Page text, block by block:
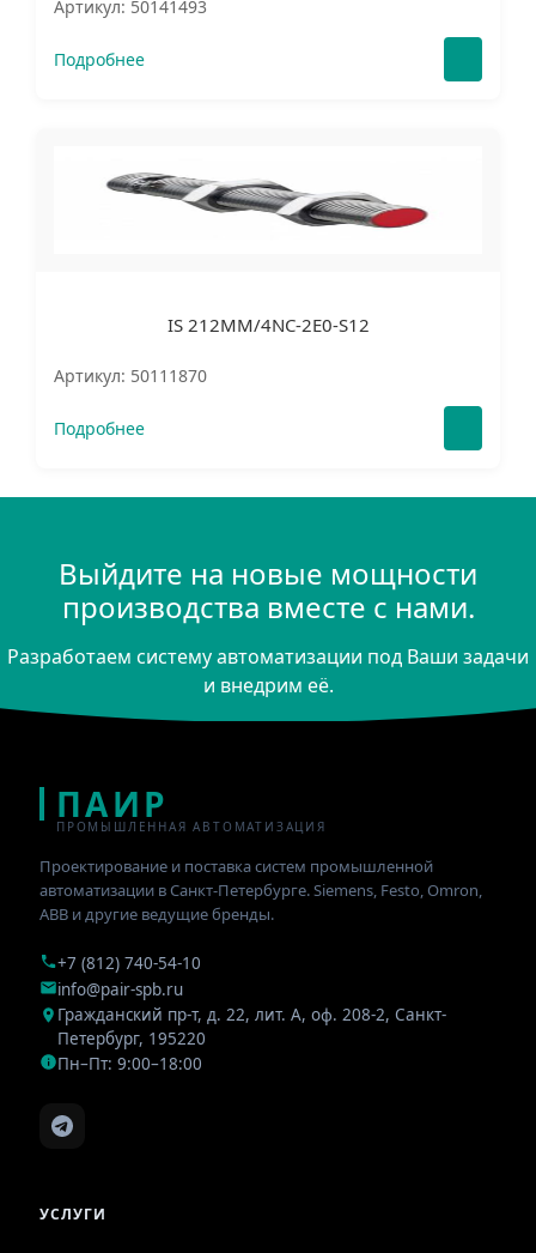
Артикул: 50141493
Подробнее
IS 212MM/4NC-2E0-S12
Артикул: 50111870
Подробнее
Выйдите на новые мощности
производства вместе с нами.
Разработаем систему автоматизации под Ваши задачи
и внедрим её.
ПАИР
ПРОМЫШЛЕННАЯ АВТОМАТИЗАЦИЯ
Проектирование и поставка систем промышленной
автоматизации в Санкт-Петербурге. Siemens, Festo, Omron,
ABB и другие ведущие бренды.
+7 (812) 740-54-10
info@pair-spb.ru
Гражданский пр-т, д. 22, лит. А, оф. 208-2, Санкт-
Петербург, 195220
Пн–Пт: 9:00–18:00
УСЛУГИ